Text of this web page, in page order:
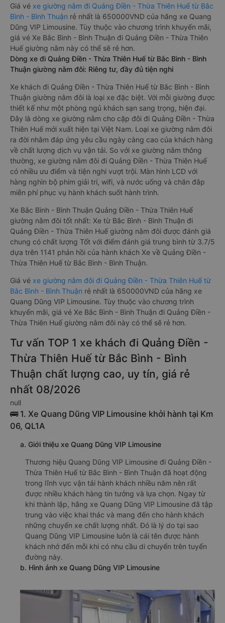
Giá vé xe giường nằm đi Quảng Điền - Thừa Thiên Huế từ Bắc
Bình - Bình Thuận rẻ nhất là 650000VND của hãng xe Quang
Dũng VIP Limousine. Tùy thuộc vào chương trình khuyến mãi,
giá vé Xe Bắc Bình - Bình Thuận đi Quảng Điền - Thừa Thiên
Huế giường nằm này có thể sẽ rẻ hơn.
Dòng xe đi Quảng Điền - Thừa Thiên Huế từ Bắc Bình - Bình
Thuận giường nằm đôi: Riêng tư, đầy đủ tiện nghi
Xe khách đi Quảng Điền - Thừa Thiên Huế từ Bắc Bình - Bình
Thuận giường nằm đôi là loại xe đặc biệt. Với mỗi giường được
thiết kế như một phòng ngủ khách sạn sang trọng, hiện đại.
Đây là dòng xe giường nằm cho cặp đôi đi Quảng Điền - Thừa
Thiên Huế mới xuất hiện tại Việt Nam. Loại xe giường nằm đôi
ra đời nhằm đáp ứng yêu cầu ngày càng cao của khách hàng
về chất lượng dịch vụ vận tải. So với xe giường nằm thông
thường, xe giường nằm đôi đi Quảng Điền - Thừa Thiên Huế
có nhiều ưu điểm và tiện nghi vượt trội. Màn hình LCD với
hàng nghìn bộ phim giải trí, wifi, và nước uống và chăn đắp
miễn phí phục vụ hành khách suốt hành trình.
Xe Bắc Bình - Bình Thuận Quảng Điền - Thừa Thiên Huế
giường nằm đôi tốt nhất: Xe từ Bắc Bình - Bình Thuận đi
Quảng Điền - Thừa Thiên Huế giường nằm đôi được đánh giá
chung có chất lượng Tốt với điểm đánh giá trung bình từ 3.7/5
dựa trên 1141 phản hồi của hành khách Xe về Quảng Điền -
Thừa Thiên Huế từ Bắc Bình - Bình Thuận.
Giá vé xe giường nằm đôi đi Quảng Điền - Thừa Thiên Huế từ
Bắc Bình - Bình Thuận rẻ nhất là 650000VND của hãng xe
Quang Dũng VIP Limousine. Tùy thuộc vào chương trình
khuyến mãi, giá vé Xe Bắc Bình - Bình Thuận đi Quảng Điền -
Thừa Thiên Huế giường nằm đôi này có thể sẽ rẻ hơn.
Tư vấn TOP 1 xe khách đi Quảng Điền -
Thừa Thiên Huế từ Bắc Bình - Bình
Thuận chất lượng cao, uy tín, giá rẻ
nhất 08/2026
null
🚌 1. Xe Quang Dũng VIP Limousine khởi hành tại Km
06, QL1A
a. Giới thiệu xe Quang Dũng VIP Limousine
Thương hiệu Quang Dũng VIP Limousine đi Quảng Điền -
Thừa Thiên Huế từ Bắc Bình - Bình Thuận đã hoạt động
trong lĩnh vực vận tải hành khách nhiều năm nên rất
được nhiều khách hàng tin tưởng và lựa chọn. Ngay từ
khi thành lập, hãng xe Quang Dũng VIP Limousine đã tập
trung vào việc khai thác và mang đến cho hành khách
những chuyến xe chất lượng nhất. Đó là lý do tại sao
Quang Dũng VIP Limousine luôn là cái tên được hành
khách nhớ đến mỗi khi có nhu cầu di chuyển trên tuyến
đường này.
b. Hình ảnh xe Quang Dũng VIP Limousine